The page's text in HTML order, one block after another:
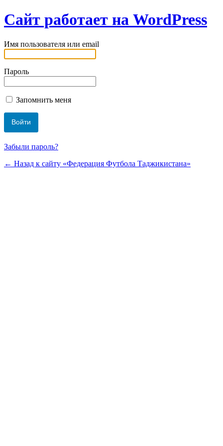
Сайт работает на WordPress
Имя пользователя или email
Пароль
Запомнить меня
Забыли пароль?
← Назад к сайту «Федерация Футбола Таджикистана»